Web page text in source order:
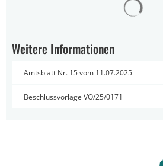
Weitere Informationen
Amtsblatt Nr. 15 vom 11.07.2025
Beschlussvorlage VO/25/0171